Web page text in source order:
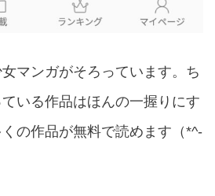
マンガがそろっています。ち
いる作品はほんの一握りにす
の作品が無料で読めます（*^-